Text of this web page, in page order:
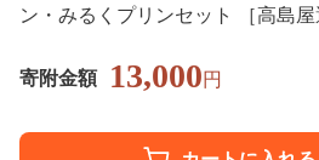
ン・みるくプリンセット ［高島屋
寄附金額 13,000円